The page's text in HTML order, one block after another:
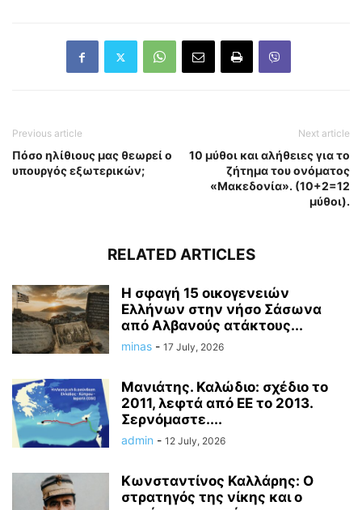
Previous article
Πόσο ηλίθιους μας θεωρεί ο
υπουργός εξωτερικών;
Next article
10 μύθοι και αλήθειες για το
ζήτημα του ονόματος
«Μακεδονία». (10+2=12
μύθοι).
RELATED ARTICLES
Η σφαγή 15 οικογενειών
Ελλήνων στην νήσο Σάσωνα
από Αλβανούς ατάκτους...
minas - 17 July, 2026
Μανιάτης. Καλώδιο: σχέδιο το
2011, λεφτά από ΕΕ το 2013.
Σερνόμαστε....
admin - 12 July, 2026
Κωνσταντίνος Καλλάρης: Ο
στρατηγός της νίκης και ο